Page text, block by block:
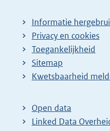
Informatie
Privacy en cookies
Toegankelijkheid
Sitemap
E
t
e
Kwetsbaarheid
Open data
Linked Data